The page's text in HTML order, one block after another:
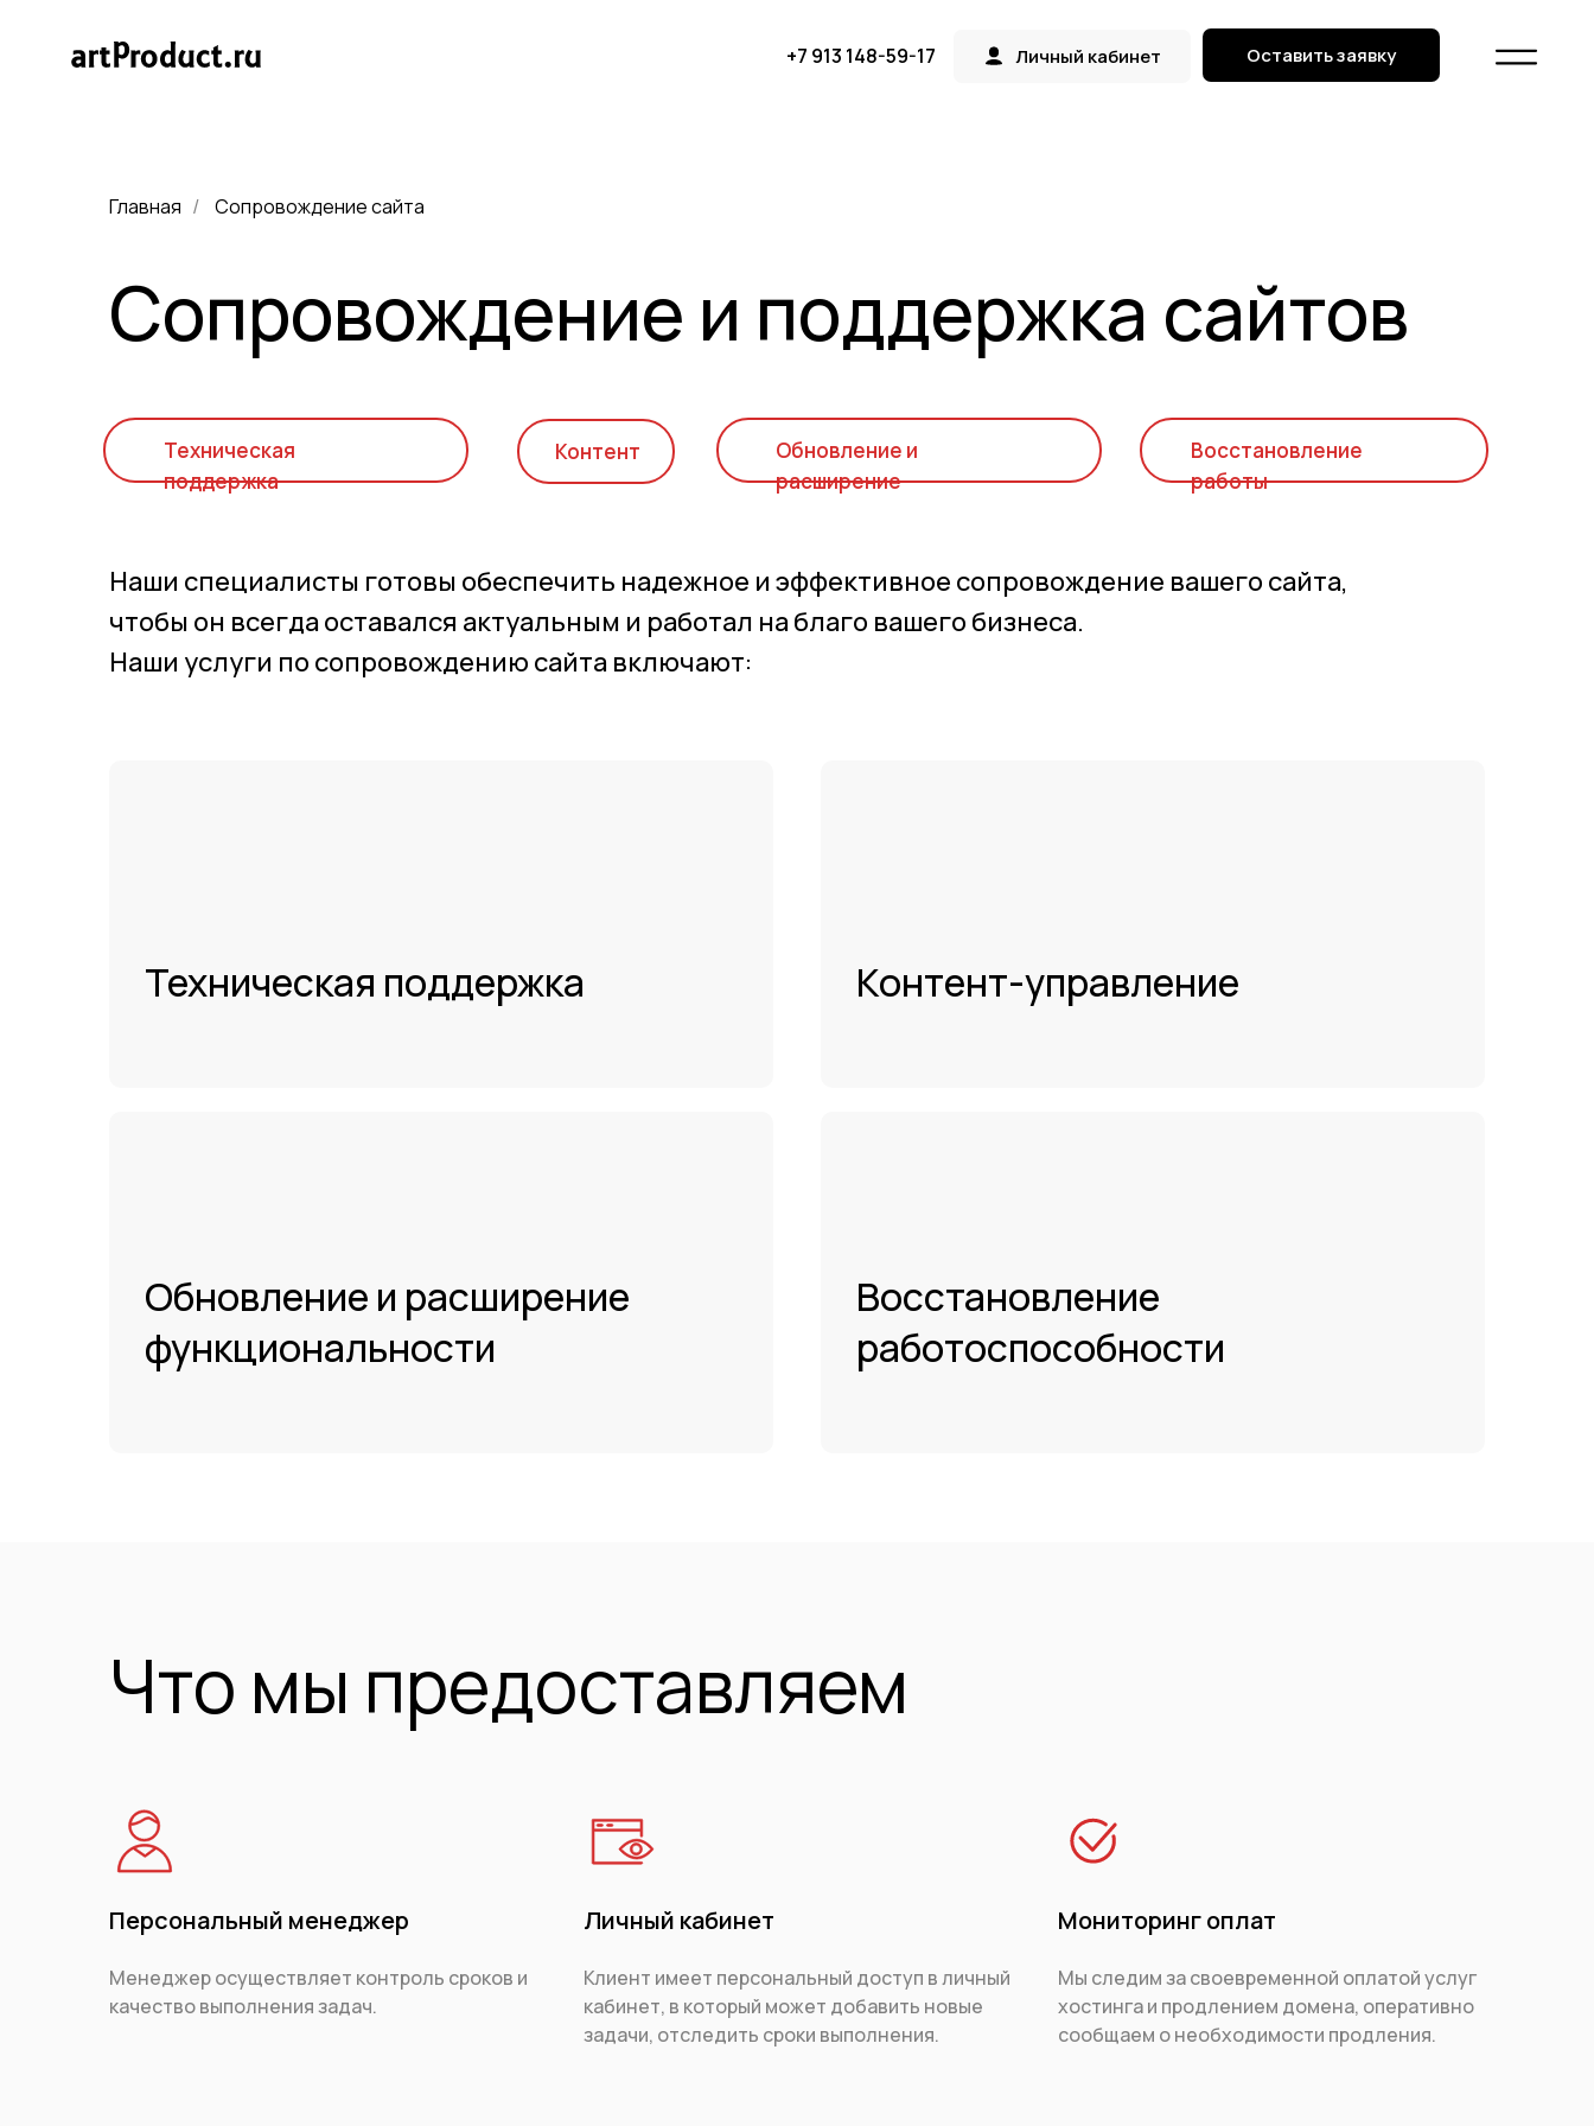
Оставить заявку
+7 913 148-59-17 Личный кабинет
Личный кабинет
Главная / Сопровождение сайта
Сопровождение и поддержка сайтов
Техническая
поддержка
Контент
Обновление и
расширение
Восстановление
работы
Наши специалисты готовы обеспечить надежное и эффективное сопровождение вашего сайта,
чтобы он всегда оставался актуальным и работал на благо вашего бизнеса.
Наши услуги по сопровождению сайта включают:
Техническая поддержка Контент-управление
Обновление и расширение
функциональности
Восстановление
работоспособности
Что мы предоставляем
Персональный менеджер
Менеджер осуществляет контроль сроков и
качество выполнения задач.
Личный кабинет
Клиент имеет персональный доступ в личный
кабинет, в который может добавить новые
задачи, отследить сроки выполнения.
Мониторинг оплат
Мы следим за своевременной оплатой услуг
хостинга и продлением домена, оперативно
сообщаем о необходимости продления.